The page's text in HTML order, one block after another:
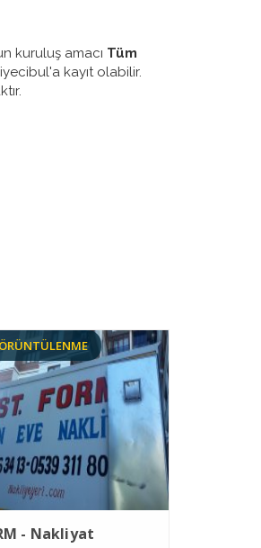
kuruluş amacı Tüm
kayıt olabilir.
- Nakliyat